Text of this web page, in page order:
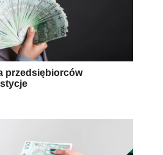
przedsiębiorców